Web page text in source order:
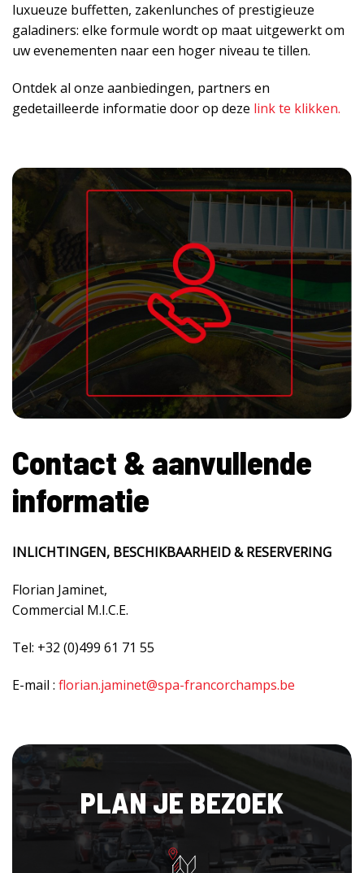
luxueuze buffetten, zakenlunches of prestigieuze
galadiners: elke formule wordt op maat uitgewerkt om
uw evenementen naar een hoger niveau te tillen.
Ontdek al onze aanbiedingen, partners en
gedetailleerde informatie door op deze link te klikken.
Contact & aanvullende
informatie
INLICHTINGEN, BESCHIKBAARHEID & RESERVERING
Florian Jaminet,
Commercial M.I.C.E.
Tel: +32 (0)499 61 71 55
E-mail : florian.jaminet@spa-francorchamps.be
PLAN JE BEZOEK